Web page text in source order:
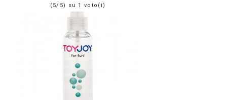
(5/5) su 1 voto(i)